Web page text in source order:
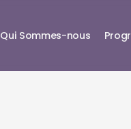
Qui Sommes-nous